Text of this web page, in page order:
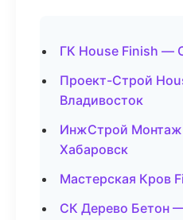
ГК House Finish —
Проект-Строй
Владивосток
ИнжСтрой
Хабаровск
Мастерская Кров
СК Дерево Бетон